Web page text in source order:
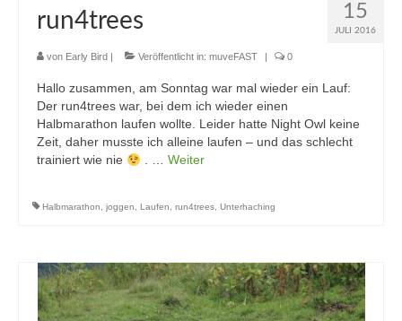
15
JULI 2016
run4trees
von Early Bird Veröffentlicht in: muveFAST 0
Hallo zusammen, am Sonntag war mal wieder ein Lauf:
Der run4trees war, bei dem ich wieder einen
Halbmarathon laufen wollte. Leider hatte Night Owl keine
Zeit, daher musste ich alleine laufen – und das schlecht
trainiert wie nie
. … Weiter
Halbmarathon, joggen, Laufen, run4trees, Unterhaching